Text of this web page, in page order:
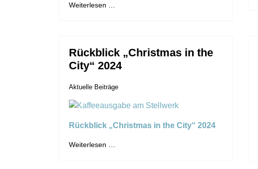
Weiterlesen …
Rückblick „Christmas in the
City“ 2024
Aktuelle Beiträge
Rückblick „Christmas in the City“ 2024
Weiterlesen …